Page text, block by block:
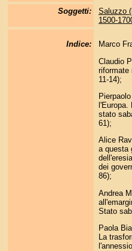
Soggetti:
Saluzzo
1500-
Indice:
Marco
Claudio
riformate
11-14);
stato
61);
Alice
a questa
dei
86);
Andrea
Stato
Paola
La